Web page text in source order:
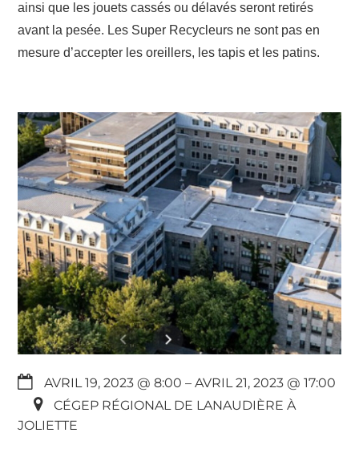
ainsi que les jouets cassés ou délavés seront retirés
avant la pesée. Les Super Recycleurs ne sont pas en
mesure d’accepter les oreillers, les tapis et les patins.
AVRIL 19, 2023 @ 8:00– AVRIL 21, 2023 @ 17:00
CÉGEP RÉGIONAL DE LANAUDIÈRE À
JOLIETTE